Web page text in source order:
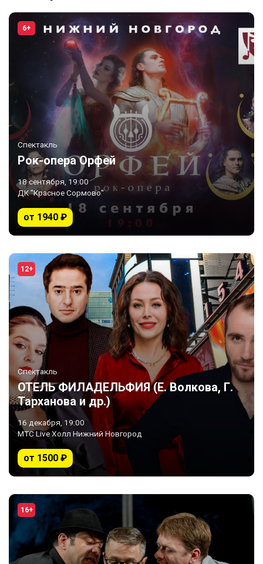
6+
Спектакль
Рок-опера Орфей
18 сентября, 19:00
ДК "Красное Сормово"
от 1940 ₽
12+
Спектакль
ОТЕЛЬ ФИЛАДЕЛЬФИЯ (Е. Волкова, Г.
Тарханова и др.)
16 декабря, 19:00
МТС Live Холл Нижний Новгород
от 1500 ₽
16+